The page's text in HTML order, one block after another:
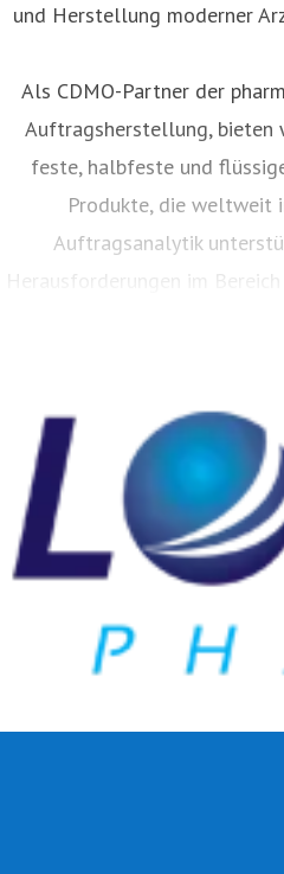
und Herstellung moderner
Als CDMO-Partner der
Auftragsherstellung, bieten
feste, halbfeste und
Produkte, die weltweit
Auftragsanalytik
Herausforderungen im